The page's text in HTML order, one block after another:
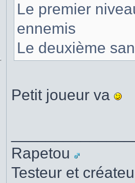
Le premier
ennemis
Le deuxième
Petit joueur va
Rapetou
Testeur et